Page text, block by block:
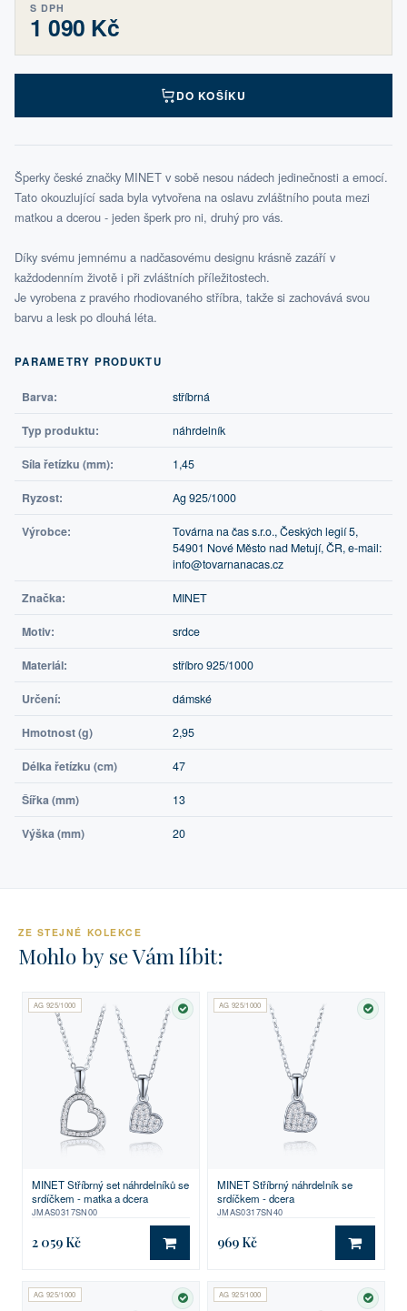
S DPH
1 090 Kč
DO KOŠÍKU
Šperky české značky MINET v sobě nesou nádech jedinečnosti a emocí.
Tato okouzlující sada byla vytvořena na oslavu zvláštního pouta mezi
matkou a dcerou - jeden šperk pro ni, druhý pro vás.
Díky svému jemnému a nadčasovému designu krásně zazáří v
každodenním životě i při zvláštních příležitostech.
Je vyrobena z pravého rhodiovaného stříbra, takže si zachovává svou
barvu a lesk po dlouhá léta.
PARAMETRY PRODUKTU
Barva: stříbrná
Typ produktu: náhrdelník
Síla řetízku (mm): 1,45
Ryzost: Ag 925/1000
Výrobce:
Továrna na čas s.r.o., Českých legií 5,
54901 Nové Město nad Metují, ČR, e-mail:
info@tovarnanacas.cz
Značka: MINET
Motiv: srdce
Materiál: stříbro 925/1000
Určení: dámské
Hmotnost (g) 2,95
Délka řetízku (cm) 47
Šířka (mm) 13
Výška (mm) 20
ZE STEJNÉ KOLEKCE
Mohlo by se Vám líbit:
AG 925/1000
SKLADEM
MINET Stříbrný set náhrdelníků se
srdíčkem - matka a dcera
JMAS0317SN00
2 059 Kč DO KOŠÍKU
AG 925/1000
MINET Stříbrný náhrdelník se
srdíčkem - dcera
JMAS0317SN40
969 Kč DO
AG 925/1000
SKLADEM
AG 925/1000